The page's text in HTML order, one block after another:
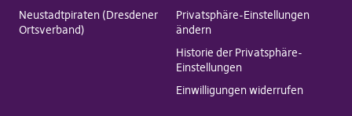
Neustadtpiraten (Dresdener
Ortsverband)
Privatsphäre-Einstellungen
ändern
Historie der Privatsphäre-
Einstellungen
Einwilligungen widerrufen